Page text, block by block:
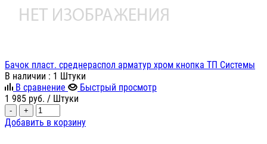
Бачок пласт. среднераспол арматур хром кнопка ТП Системы
В наличии : 1 Штуки
В сравнение
Быстрый просмотр
1 985 руб. / Штуки
- +
Добавить в корзину